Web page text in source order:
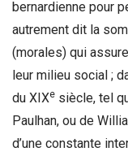
bernardienne pour
autrement dit la
(morales) qui
leur milieu social ;
du XIXe siècle, tel
Paulhan, ou de
d’une constante